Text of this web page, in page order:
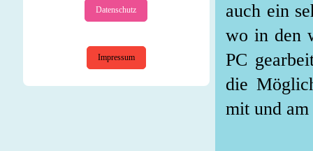
auch ein
wo in den
PC
die
mit und
Datenschutz
Impressum